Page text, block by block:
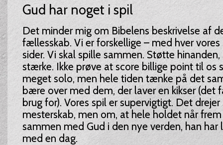
Gud har noget i spil
Det minder mig om Bibelens beskrivelse af
fællesskab. Vi er forskellige – med hver
sider. Vi skal spille sammen. Støtte
stærke. Ikke prøve at score billige point til os
meget solo, men hele tiden tænke på det
bære over med dem, der laver en kikser (det
brug for). Vores spil er supervigtigt. Det
mesterskab, men om, at hele holdet når
sammen med Gud i den nye verden, han
med en dag.